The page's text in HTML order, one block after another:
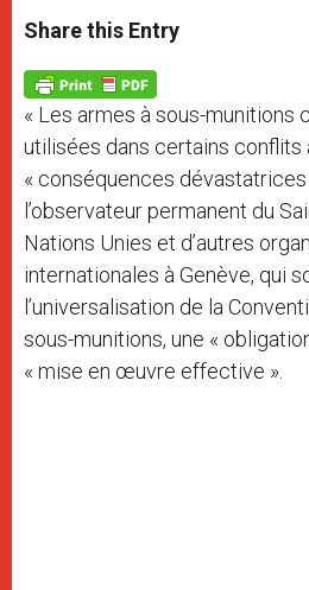
t
s
p
p
s
e
g
e
r
e
b
o
k
Share this Entry
« Les armes à sous-munitions
utilisées dans certains conflits
« conséquences dévastatrices
l’observateur permanent du
Nations Unies et d’autres
internationales à Genève, qui
l’universalisation de la
sous-munitions, une «
« mise en œuvre effective ».